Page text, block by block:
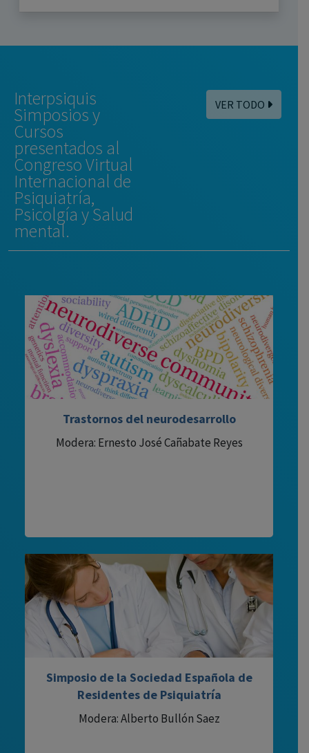
Interpsiquis
Simposios y
Cursos
presentados al
Congreso Virtual
Internacional de
Psiquiatría,
Psicolgía y Salud
mental.
VER TODO
Trastornos del neurodesarrollo
Modera: Ernesto José Cañabate Reyes
Simposio de la Sociedad Española de
Residentes de Psiquiatría
Modera: Alberto Bullón Saez